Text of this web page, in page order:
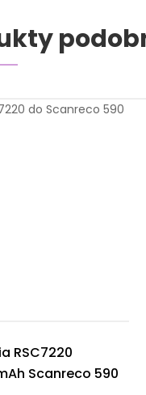
RSC7220
Scanreco 590